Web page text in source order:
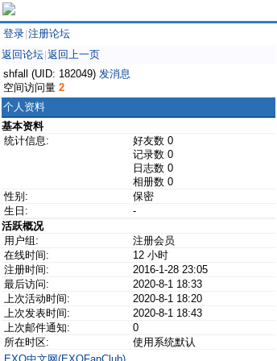
登录 注册论坛
返回论坛 返回上一页
shfall (UID: 182049) 发消息
空间访问量 2
个人资料
基本资料
统计信息:
好友数 0
记录数 0
日志数 0
相册数 0
性别:
保密
生日:
-
活跃概况
用户组:
注册会员
在线时间:
12 小时
注册时间:
2016-1-28 23:05
最后访问:
2020-8-1 18:33
上次活动时间:
2020-8-1 18:20
上次发表时间:
2020-8-1 18:43
上次邮件通知:
0
所在时区:
使用系统默认